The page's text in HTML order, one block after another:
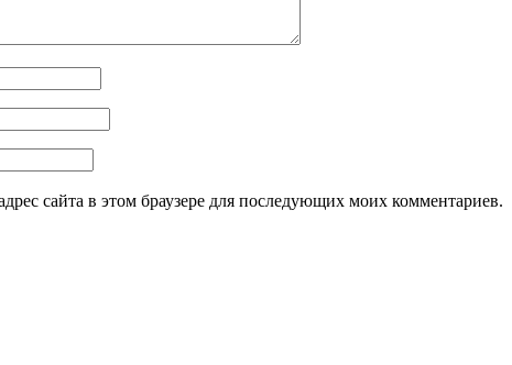
сайта в этом браузере для последующих моих комментариев.